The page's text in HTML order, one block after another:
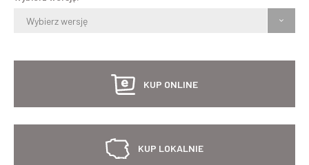
Wybierz wersję
KUP ONLINE
KUP LOKALNIE